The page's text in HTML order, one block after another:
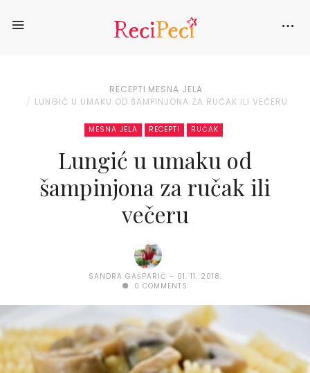
RECEPTI MESNA JELA
LUNGIĆ U UMAKU OD ŠAMPINJONA ZA RUČAK ILI VEČERU
MESNA JELA RECEPTI RUČAK
Lungić u umaku od
šampinjona za ručak ili
večeru
SANDRA GAŠPARIĆ
01. 11. 2018.
0 COMMENTS